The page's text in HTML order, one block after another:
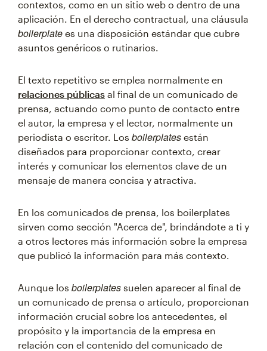
contextos, como en un sitio web o dentro de una
aplicación. En el derecho contractual, una cláusula
boilerplate es una disposición estándar que cubre
asuntos genéricos o rutinarios.
El texto repetitivo se emplea normalmente en
relaciones públicas al final de un comunicado de
prensa, actuando como punto de contacto entre
el autor, la empresa y el lector, normalmente un
periodista o escritor. Los boilerplates están
diseñados para proporcionar contexto, crear
interés y comunicar los elementos clave de un
mensaje de manera concisa y atractiva.
En los comunicados de prensa, los boilerplates
sirven como sección "Acerca de", brindándote a ti y
a otros lectores más información sobre la empresa
que publicó la información para más contexto.
Aunque los boilerplates suelen aparecer al final de
un comunicado de prensa o artículo, proporcionan
información crucial sobre los antecedentes, el
propósito y la importancia de la empresa en
relación con el contenido del comunicado de